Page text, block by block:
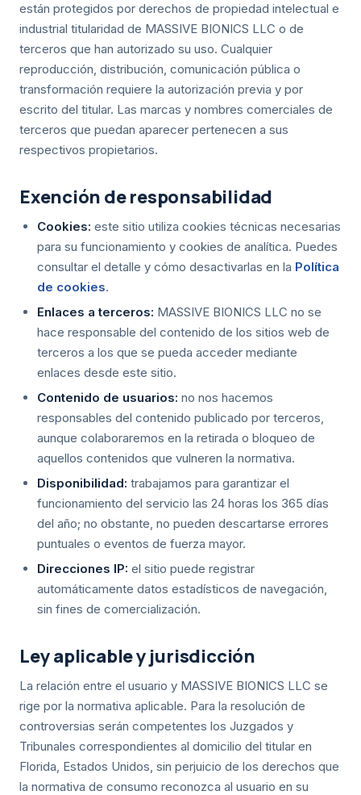
están protegidos por derechos de propiedad intelectual e
industrial titularidad de MASSIVE BIONICS LLC o de
terceros que han autorizado su uso. Cualquier
reproducción, distribución, comunicación pública o
transformación requiere la autorización previa y por
escrito del titular. Las marcas y nombres comerciales de
terceros que puedan aparecer pertenecen a sus
respectivos propietarios.
Exención de responsabilidad
Cookies: este sitio utiliza cookies técnicas necesarias
para su funcionamiento y cookies de analítica. Puedes
consultar el detalle y cómo desactivarlas en la Política
de cookies.
Enlaces a terceros: MASSIVE BIONICS LLC no se
hace responsable del contenido de los sitios web de
terceros a los que se pueda acceder mediante
enlaces desde este sitio.
Contenido de usuarios: no nos hacemos
responsables del contenido publicado por terceros,
aunque colaboraremos en la retirada o bloqueo de
aquellos contenidos que vulneren la normativa.
Disponibilidad: trabajamos para garantizar el
funcionamiento del servicio las 24 horas los 365 días
del año; no obstante, no pueden descartarse errores
puntuales o eventos de fuerza mayor.
Direcciones IP: el sitio puede registrar
automáticamente datos estadísticos de navegación,
sin fines de comercialización.
Ley aplicable y jurisdicción
La relación entre el usuario y MASSIVE BIONICS LLC se
rige por la normativa aplicable. Para la resolución de
controversias serán competentes los Juzgados y
Tribunales correspondientes al domicilio del titular en
Florida, Estados Unidos, sin perjuicio de los derechos que
la normativa de consumo reconozca al usuario en su